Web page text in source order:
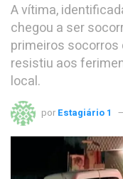
A vítima,
chegou a ser
primeiros socorros
resistiu aos
local.
por Estagiário 1